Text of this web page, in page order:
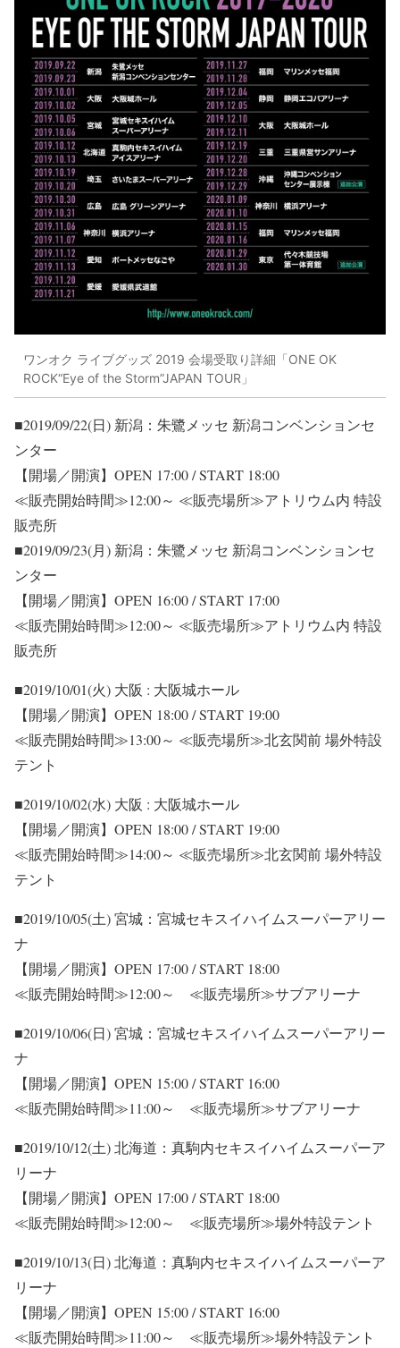
ワンオク ライブグッズ 2019 会場受取り詳細「ONE OK
ROCK“Eye of the Storm”JAPAN TOUR」
■2019/09/22(日) 新潟：朱鷺メッセ 新潟コンベンションセ
ンター
【開場／開演】OPEN 17:00 / START 18:00
≪販売開始時間≫12:00～ ≪販売場所≫アトリウム内 特設
販売所
■2019/09/23(月) 新潟：朱鷺メッセ 新潟コンベンションセ
ンター
【開場／開演】OPEN 16:00 / START 17:00
≪販売開始時間≫12:00～ ≪販売場所≫アトリウム内 特設
販売所
■2019/10/01(火) 大阪 : 大阪城ホール
【開場／開演】OPEN 18:00 / START 19:00
≪販売開始時間≫13:00～ ≪販売場所≫北玄関前 場外特設
テント
■2019/10/02(水) 大阪 : 大阪城ホール
【開場／開演】OPEN 18:00 / START 19:00
≪販売開始時間≫14:00～ ≪販売場所≫北玄関前 場外特設
テント
■2019/10/05(土) 宮城：宮城セキスイハイムスーパーアリー
ナ
【開場／開演】OPEN 17:00 / START 18:00
≪販売開始時間≫12:00～ ≪販売場所≫サブアリーナ
■2019/10/06(日) 宮城：宮城セキスイハイムスーパーアリー
ナ
【開場／開演】OPEN 15:00 / START 16:00
≪販売開始時間≫11:00～ ≪販売場所≫サブアリーナ
■2019/10/12(土) 北海道：真駒内セキスイハイムスーパーア
リーナ
【開場／開演】OPEN 17:00 / START 18:00
≪販売開始時間≫12:00～ ≪販売場所≫場外特設テント
■2019/10/13(日) 北海道：真駒内セキスイハイムスーパーア
リーナ
【開場／開演】OPEN 15:00 / START 16:00
≪販売開始時間≫11:00～ ≪販売場所≫場外特設テント